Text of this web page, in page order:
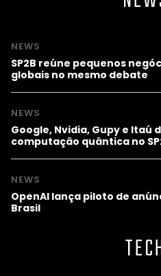
NEWS
SP2B reúne pequenos
globais no mesmo debate
NEWS
Google, Nvidia, Gupy e Itaú
computação quântica no
NEWS
OpenAI lança piloto de
Brasil